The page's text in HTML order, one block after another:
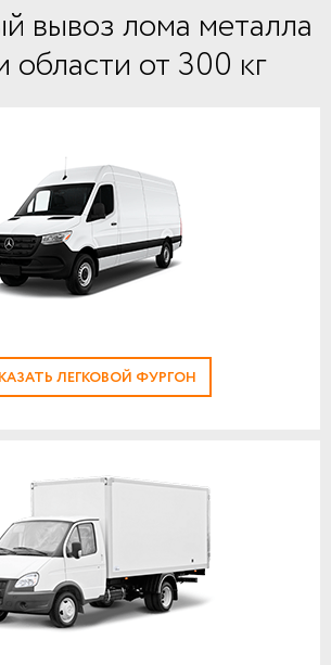
вывоз лома металла
области от 300 кг
ЛЕГКОВОЙ ФУРГОН